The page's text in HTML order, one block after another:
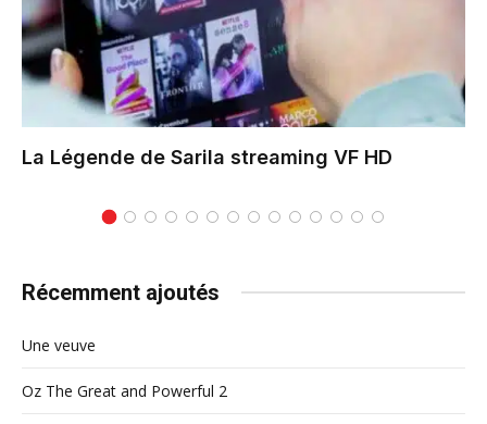
La Légende de Sarila streaming VF HD
Récemment ajoutés
Une veuve
Oz The Great and Powerful 2